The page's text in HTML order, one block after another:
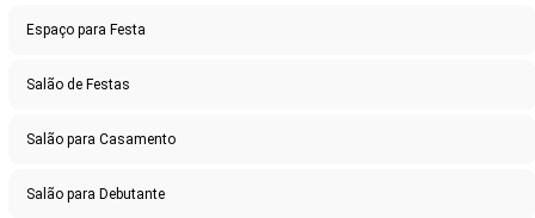
Espaço para Festa
Salão de Festas
Salão para Casamento
Salão para Debutante